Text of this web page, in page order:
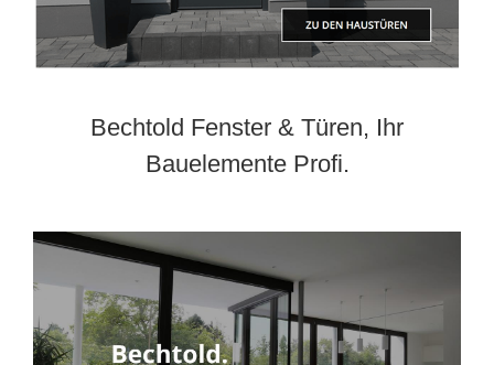
Bechtold Fenster & Türen, Ihr
Bauelemente Profi.